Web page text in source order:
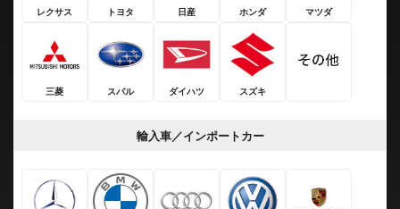
レクサス トヨタ 日産 ホンダ マツダ
三菱 スバル ダイハツ スズキ
輸入車／インポートカー